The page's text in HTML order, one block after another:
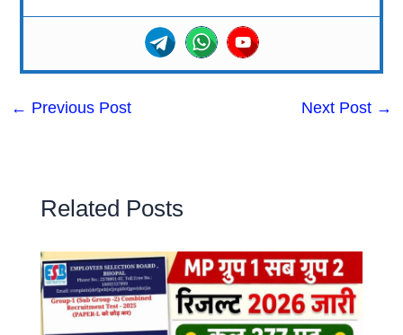
← Previous Post Next Post →
Related Posts